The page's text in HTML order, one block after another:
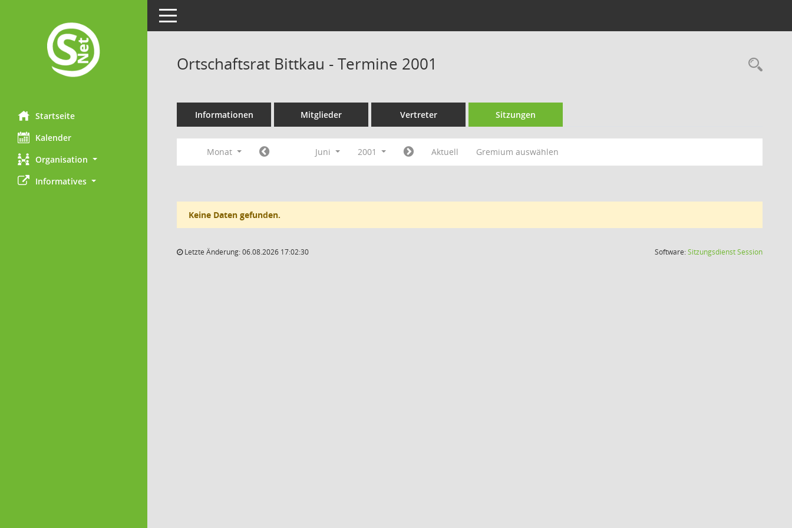
Startseite
Kalender
Organisation
Informatives
Toggle navigation
Ortschaftsrat Bittkau - Termine 2001
Informationen Mitglieder Vertreter Sitzungen
Monat Juni 2001 Aktuell Gremium auswählen
Keine Daten gefunden.
Letzte Änderung: 06.08.2026 17:02:30 Software:SitzungsdienstSession(Wird in